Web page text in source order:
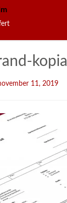
kopia
11, 2019